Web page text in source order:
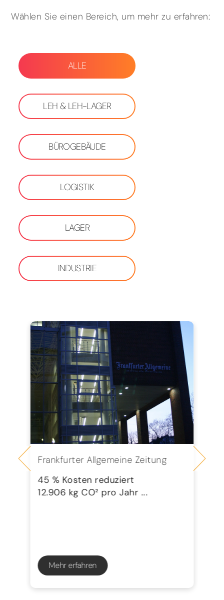
Wählen Sie einen Bereich, um mehr zu erfahren:
ALLE
LEH & LEH-LAGER
BÜROGEBÄUDE
LOGISTIK
LAGER
INDUSTRIE
Frankfurter Allgemeine Zeitung
45 % Kosten reduziert
12.906 kg CO² pro Jahr ...
Mehr erfahren